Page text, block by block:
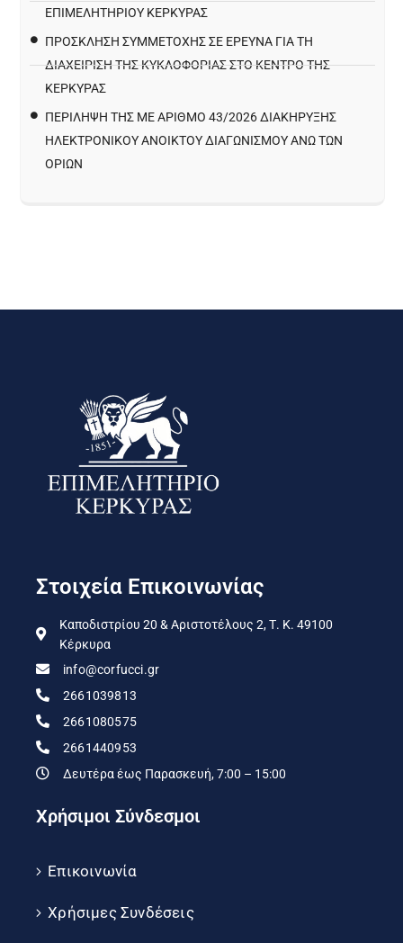
ΕΠΙΜΕΛΗΤΗΡΙΟΥ ΚΕΡΚΥΡΑΣ
ΠΡΌΣΚΛΗΣΗ ΣΥΜΜΕΤΟΧΉΣ ΣΕ ΈΡΕΥΝΑ ΓΙΑ ΤΗ
ΔΙΑΧΕΊΡΙΣΗ ΤΗΣ ΚΥΚΛΟΦΟΡΊΑΣ ΣΤΟ ΚΈΝΤΡΟ ΤΗΣ
ΚΈΡΚΥΡΑΣ
ΠΕΡΙΛΗΨΗ ΤΗΣ ΜΕ ΑΡΙΘΜΟ 43/2026 ΔΙΑΚΗΡΥΞΗΣ
ΗΛΕΚΤΡΟΝΙΚΟΥ ΑΝΟΙΚΤΟΥ ΔΙΑΓΩΝΙΣΜΟΥ ΑΝΩ ΤΩΝ
ΟΡΙΩΝ
Στοιχεία Επικοινωνίας
Καποδιστρίου 20 & Αριστοτέλους 2, Τ. Κ. 49100
Κέρκυρα
info@corfucci.gr
2661039813
2661080575
2661440953
Δευτέρα έως Παρασκευή, 7:00 – 15:00
Χρήσιμοι Σύνδεσμοι
Επικοινωνία
Χρήσιμες Συνδέσεις